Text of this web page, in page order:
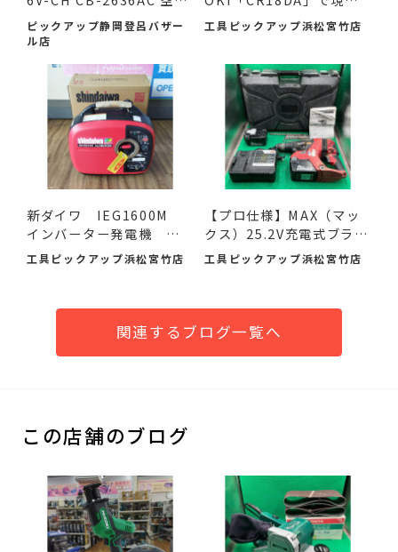
作業服...
ピックアップ静岡登呂バザー
ル店
の作...
工具ピックアップ浜松宮竹店
新ダイワ IEG1600M
インバーター発電機 入
荷し...
工具ピックアップ浜松宮竹店
【プロ仕様】MAX（マッ
クス）25.2V充電式ブラシ
レ...
工具ピックアップ浜松宮竹店
関連するブログ一覧へ
この店舗のブログ